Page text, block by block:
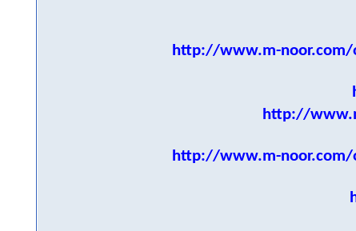
http://www.m-
http://
http://www.m-